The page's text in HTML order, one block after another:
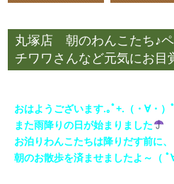
丸塚店 朝のわんこたち♪
チワワさんなど元気にお目
おはようございます.｡ﾟ+.（・∀・）
また雨降りの日が始まりました
お泊りわんこたちは降りだす前に、
朝のお散歩を済ませましたよ～（ ﾟ